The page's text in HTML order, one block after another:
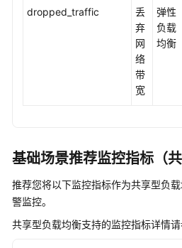
dropped_traffic
丢
弃
网
络
带
宽
弹性
负载
均衡
基础场景推荐监控指标（共
推荐您将以下监控指标作为共享型负
警监控。
共享型负载均衡支持的监控指标详情